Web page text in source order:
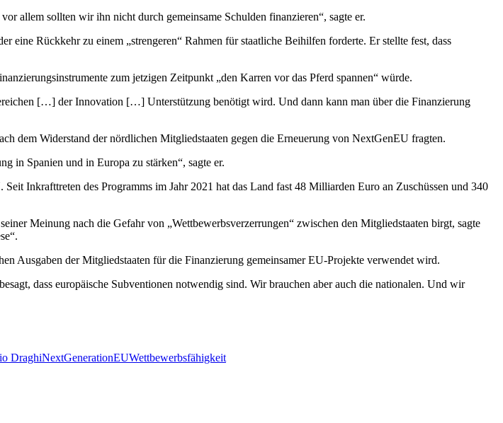
allem sollten wir ihn nicht durch gemeinsame Schulden finanzieren“, sagte er.
Rückkehr zu einem „strengeren“ Rahmen für staatliche Beihilfen forderte. Er stellte fest, dass
zum jetzigen Zeitpunkt „den Karren vor das Pferd spannen“ würde.
[…] der Innovation […] Unterstützung benötigt wird. Und dann kann man über die Finanzierung
dem Widerstand der nördlichen Mitgliedstaaten gegen die Erneuerung von NextGenEU fragten.
in Spanien und in Europa zu stärken“, sagte er.
Inkrafttreten des Programms im Jahr 2021 hat das Land fast 48 Milliarden Euro an Zuschüssen und 340
Meinung nach die Gefahr von „Wettbewerbsverzerrungen“ zwischen den Mitgliedstaaten birgt, sagte
Ausgaben der Mitgliedstaaten für die Finanzierung gemeinsamer EU-Projekte verwendet wird.
dass europäische Subventionen notwendig sind. Wir brauchen aber auch die nationalen. Und wir
DraghiNextGenerationEUWettbewerbsfähigkeit